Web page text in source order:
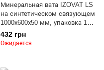
Минеральная вата IZOVAT LS
на синтетическом связующем
1000х600х50 мм, упаковка 10
плит, 6м2
432 грн
Ожидается